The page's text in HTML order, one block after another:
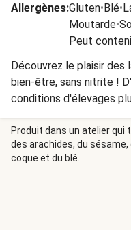
Allergènes:Gluten•Blé•
Moutarde•
Peut
Découvrez le plaisir des
bien-être, sans nitrite !
conditions d'élevages
l'environnement et du
utilisée pour nos
unique.
Produit dans un atelier
des arachides, du
coque et du blé.